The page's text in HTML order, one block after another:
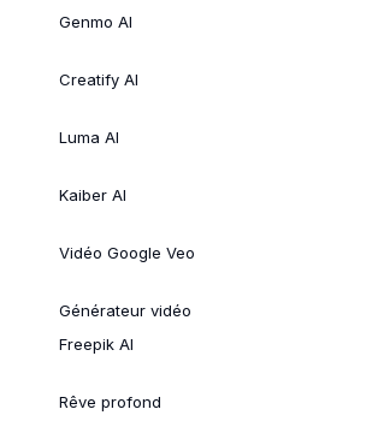
Genmo AI
Creatify AI
Luma AI
Kaiber AI
Vidéo Google Veo
Générateur vidéo
Freepik AI
Rêve profond